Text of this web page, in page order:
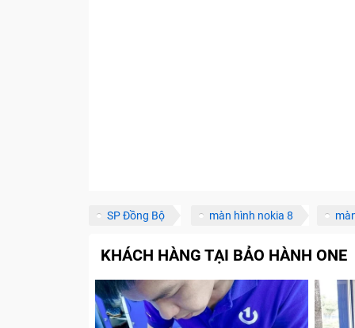
SP Đồng Bộ màn hình nokia 8
KHÁCH HÀNG TẠI BẢO HÀNH ONE